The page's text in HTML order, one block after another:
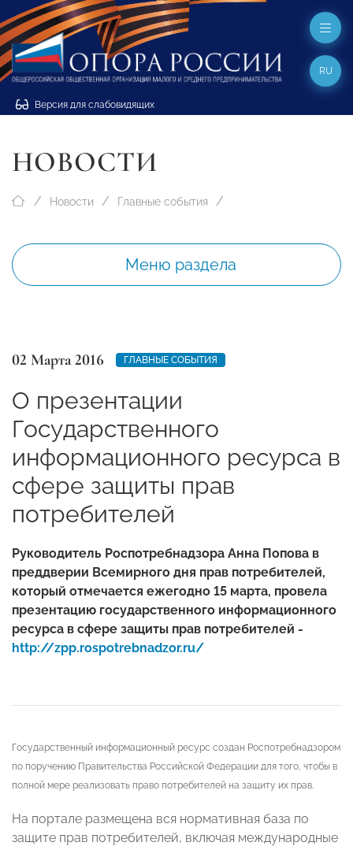
Версия для слабовидящих
RU
НОВОСТИ
Новости Главные события
Меню раздела
02 Марта 2016 ГЛАВНЫЕ СОБЫТИЯ
О презентации
Государственного
информационного ресурса в
сфере защиты прав
потребителей
Руководитель Роспотребнадзора Анна Попова в
преддверии Всемирного дня прав потребителей,
который отмечается ежегодно 15 марта, провела
презентацию государственного информационного
ресурса в сфере защиты прав потребителей -
http://zpp.rospotrebnadzor.ru/
Государственный информационный ресурс создан Роспотребнадзором
по поручению Правительства Российской Федерации для того, чтобы в
полной мере реализовать право потребителей на защиту их прав.
На портале размещена вся нормативная база по
защите прав потребителей, включая международные